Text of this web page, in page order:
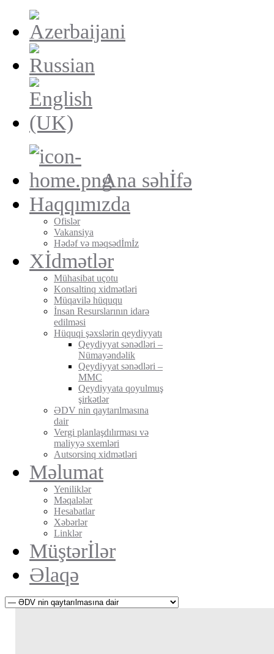
Ana səhİfə
Haqqımızda
Ofislər
Vakansiya
Hədəf və məqsədİmİz
Xİdmətlər
Mühasibat uçotu
Konsaltinq xidmətləri
Müqavilə hüququ
İnsan Resurslarının idarə
edilməsi
Hüquqi şəxslərin qeydiyyatı
Qeydiyyat sənədləri –
Nümayəndəlik
Qeydiyyat sənədləri –
MMC
Qeydiyyata qoyulmuş
şirkətlər
ƏDV nin qaytarılmasına
dair
Vergi planlaşdılırması və
maliyyə sxemləri
Autsorsinq xidmətləri
Məlumat
Yeniliklər
Məqalələr
Hesabatlar
Xəbərlər
Linklər
Müştərİlər
Əlaqə